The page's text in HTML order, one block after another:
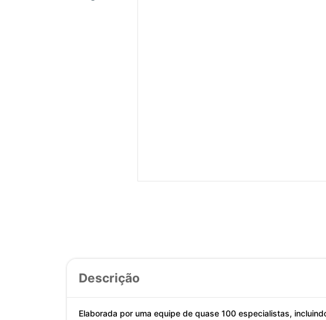
Descrição
Elaborada por uma equipe de quase 100 especialistas,